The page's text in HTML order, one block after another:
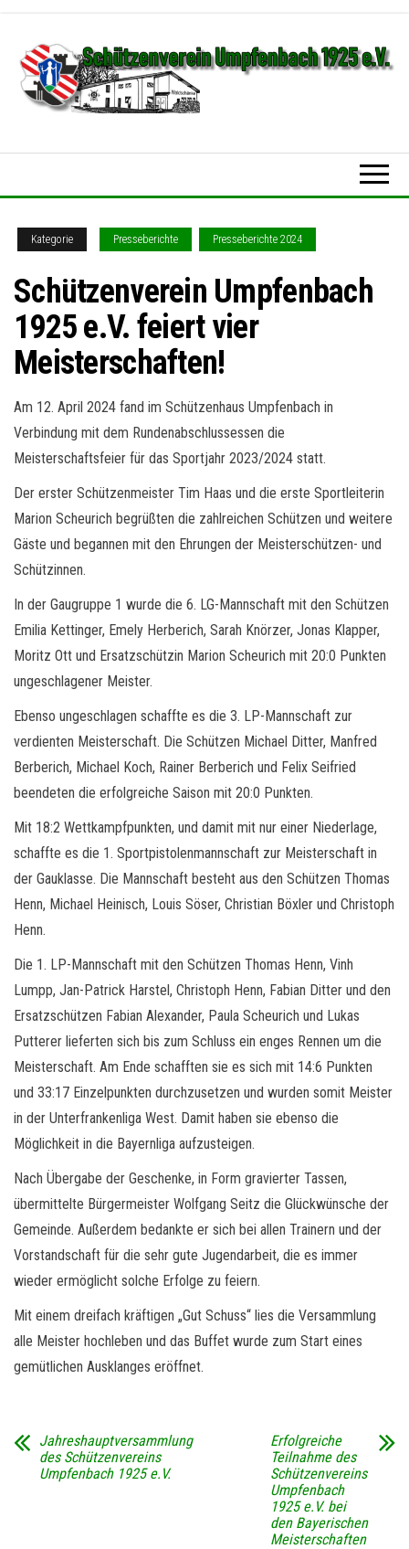
Inhalt
springen
1925 e.V.
Kategorie Presseberichte Presseberichte 2024
Schützenverein Umpfenbach
1925 e.V. feiert vier
Meisterschaften!
Am 12. April 2024 fand im Schützenhaus Umpfenbach in
Verbindung mit dem Rundenabschlussessen die
Meisterschaftsfeier für das Sportjahr 2023/2024 statt.
Der erster Schützenmeister Tim Haas und die erste Sportleiterin
Marion Scheurich begrüßten die zahlreichen Schützen und weitere
Gäste und begannen mit den Ehrungen der Meisterschützen- und
Schützinnen.
In der Gaugruppe 1 wurde die 6. LG-Mannschaft mit den Schützen
Emilia Kettinger, Emely Herberich, Sarah Knörzer, Jonas Klapper,
Moritz Ott und Ersatzschützin Marion Scheurich mit 20:0 Punkten
ungeschlagener Meister.
Ebenso ungeschlagen schaffte es die 3. LP-Mannschaft zur
verdienten Meisterschaft. Die Schützen Michael Ditter, Manfred
Berberich, Michael Koch, Rainer Berberich und Felix Seifried
beendeten die erfolgreiche Saison mit 20:0 Punkten.
Mit 18:2 Wettkampfpunkten, und damit mit nur einer Niederlage,
schaffte es die 1. Sportpistolenmannschaft zur Meisterschaft in
der Gauklasse. Die Mannschaft besteht aus den Schützen Thomas
Henn, Michael Heinisch, Louis Söser, Christian Böxler und Christoph
Henn.
Die 1. LP-Mannschaft mit den Schützen Thomas Henn, Vinh
Lumpp, Jan-Patrick Harstel, Christoph Henn, Fabian Ditter und den
Ersatzschützen Fabian Alexander, Paula Scheurich und Lukas
Putterer lieferten sich bis zum Schluss ein enges Rennen um die
Meisterschaft. Am Ende schafften sie es sich mit 14:6 Punkten
und 33:17 Einzelpunkten durchzusetzen und wurden somit Meister
in der Unterfrankenliga West. Damit haben sie ebenso die
Möglichkeit in die Bayernliga aufzusteigen.
Nach Übergabe der Geschenke, in Form gravierter Tassen,
übermittelte Bürgermeister Wolfgang Seitz die Glückwünsche der
Gemeinde. Außerdem bedankte er sich bei allen Trainern und der
Vorstandschaft für die sehr gute Jugendarbeit, die es immer
wieder ermöglicht solche Erfolge zu feiern.
Mit einem dreifach kräftigen „Gut Schuss“ lies die Versammlung
alle Meister hochleben und das Buffet wurde zum Start eines
gemütlichen Ausklanges eröffnet.
Jahreshauptversammlung
des Schützenvereins
Umpfenbach 1925 e.V.
Erfolgreiche
Teilnahme des
Schützenvereins
Umpfenbach
1925 e.V. bei
den Bayerischen
Meisterschaften